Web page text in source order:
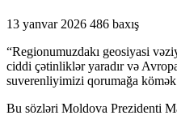
13 yanvar 2026 486 baxış
“Regionumuzdakı geosiyasi
ciddi çətinliklər yaradır və
suverenliyimizi qorumağa kömək
Bu sözləri Moldova Prezidenti